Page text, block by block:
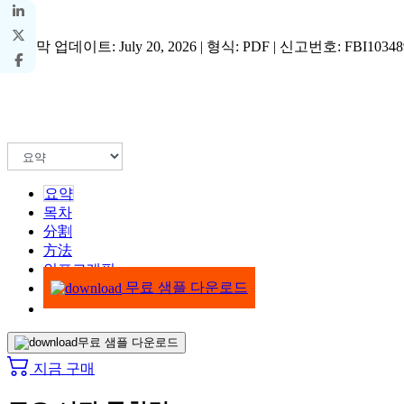
마지막 업데이트: July 20, 2026 | 형식: PDF | 신고번호:
요약
목차
分割
方法
인포그래픽
무료 샘플 다운로드
무료 샘플 다운로드
지금 구매